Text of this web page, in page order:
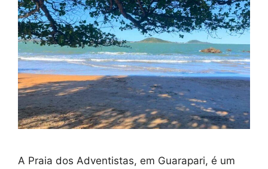
A Praia dos Adventistas, em Guarapari, é um